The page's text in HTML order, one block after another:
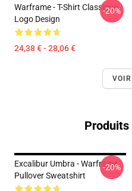
Warframe - T-Shirt Classique
Logo Design
24,38 € - 28,06 €
-20%
Produits
Excalibur Umbra - Warframe
Pullover Sweatshirt
-20%